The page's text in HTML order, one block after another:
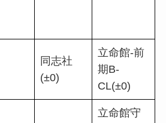
同志社
(±0)
立命館-前
期B-
CL(±0)
立命館守